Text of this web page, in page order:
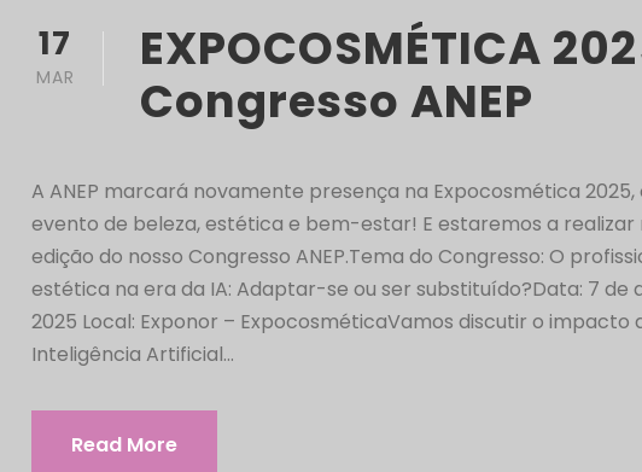
17
MAR
EXPOCOSMÉTICA
Congresso ANEP
A ANEP marcará novamente presença na Expocosmética 2025,
evento de beleza, estética e bem-estar! E estaremos a realizar
edição do nosso Congresso ANEP.Tema do Congresso: O
estética na era da IA: Adaptar-se ou ser substituído?Data: 7 de
2025 Local: Exponor – ExpocosméticaVamos discutir o impacto
Inteligência Artificial...
Read More